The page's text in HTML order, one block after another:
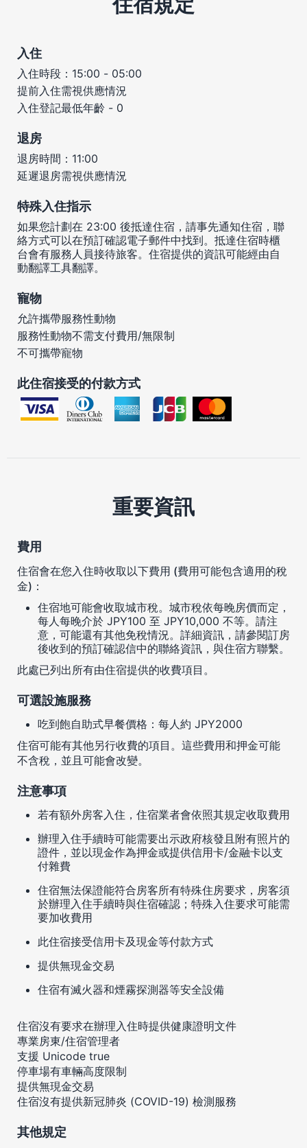
入住
入住時段：15:00 - 05:00
提前入住需視供應情況
入住登記最低年齡 - 0
退房
退房時間：11:00
延遲退房需視供應情況
特殊入住指示
如果您計劃在 23:00 後抵達住宿，請事先通知住宿，聯
絡方式可以在預訂確認電子郵件中找到。抵達住宿時櫃
台會有服務人員接待旅客。住宿提供的資訊可能經由自
動翻譯工具翻譯。
寵物
允許攜帶服務性動物
服務性動物不需支付費用/無限制
不可攜帶寵物
此住宿接受的付款方式
重要資訊
費用
住宿會在您入住時收取以下費用 (費用可能包含適用的稅
金)：
住宿地可能會收取城市稅。城市稅依每晚房價而定，
每人每晚介於 JPY100 至 JPY10,000 不等。請注
意，可能還有其他免稅情況。詳細資訊，請參閱訂房
後收到的預訂確認信中的聯絡資訊，與住宿方聯繫。
此處已列出所有由住宿提供的收費項目。
可選設施服務
吃到飽自助式早餐價格：每人約 JPY2000
住宿可能有其他另行收費的項目。這些費用和押金可能
不含稅，並且可能會改變。
注意事項
若有額外房客入住，住宿業者會依照其規定收取費用
辦理入住手續時可能需要出示政府核發且附有照片的
證件，並以現金作為押金或提供信用卡/金融卡以支
付雜費
住宿無法保證能符合房客所有特殊住房要求，房客須
於辦理入住手續時與住宿確認；特殊入住要求可能需
要加收費用
此住宿接受信用卡及現金等付款方式
提供無現金交易
住宿有滅火器和煙霧探測器等安全設備
住宿沒有要求在辦理入住時提供健康證明文件
專業房東/住宿管理者
支援 Unicode true
停車場有車輛高度限制
提供無現金交易
住宿沒有提供新冠肺炎 (COVID-19) 檢測服務
其他規定